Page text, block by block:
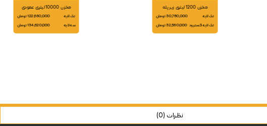
مخزن 1200 لیتری زیر پله
تک لایه
30,780,000 تومان
تک لایه اکسترود 32,560,000 تومان
مخزن 10000 لیتری عمودی
تک لایه
122,660,000 تومان
سه لایه
134,620,000 تومان
نظرات (0)